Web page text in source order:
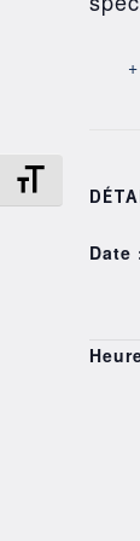
Date